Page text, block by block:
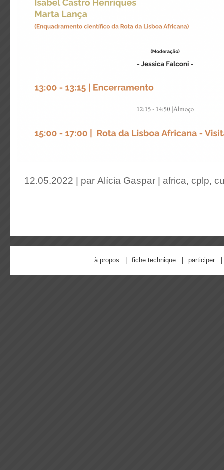
12.05.2022 | par Alícia Gaspar africa, cplp,
à propos fiche technique participer